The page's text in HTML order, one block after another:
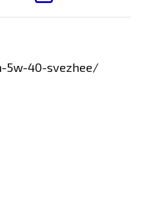
5w-40-svezhee/